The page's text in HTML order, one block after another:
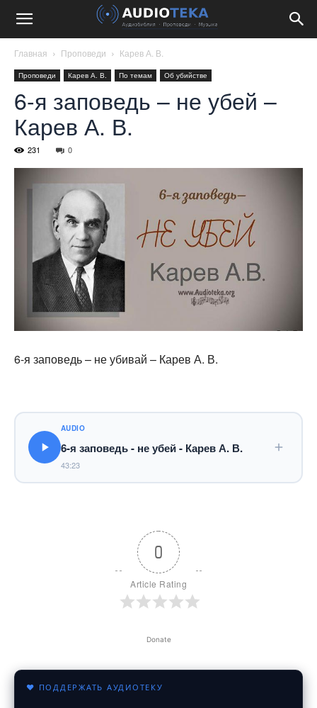
Главная Проповеди Карев А. В.
Проповеди Карев А. В. По темам Об убийстве
6-я заповедь – не убей –
Карев А. В.
231 0
6-я заповедь – не убивай – Карев А. В.
AUDIO
6-я заповедь - не убей - Карев А. В.
43:23
0
Article Rating
Donate
♥ ПОДДЕРЖАТЬ АУДИОТЕКУ